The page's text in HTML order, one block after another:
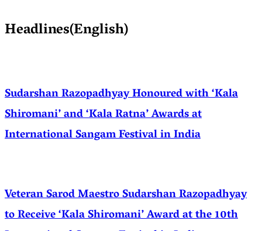
Headlines(English)
Sudarshan Razopadhyay Honoured with ‘Kala
Shiromani’ and ‘Kala Ratna’ Awards at
International Sangam Festival in India
Veteran Sarod Maestro Sudarshan Razopadhyay
to Receive ‘Kala Shiromani’ Award at the 10th